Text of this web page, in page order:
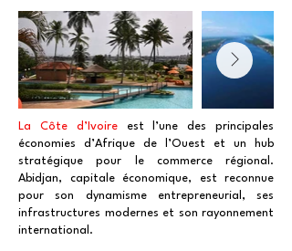
La Côte d’Ivoireest l’une des principales
économies d’Afrique de l’Ouest et un hub
stratégique pour le commerce régional.
Abidjan, capitale économique, est reconnue
pour son dynamisme entrepreneurial, ses
infrastructures modernes et son rayonnement
international.